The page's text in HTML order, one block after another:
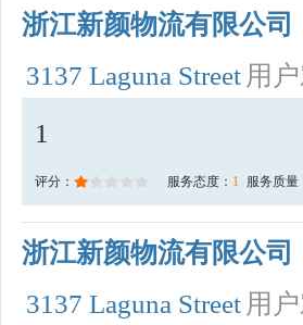
浙江新颜物流有限公司
3137 Laguna Street 用
1
评分： 服务态度： 1 服务质量
浙江新颜物流有限公司
3137 Laguna Street 用